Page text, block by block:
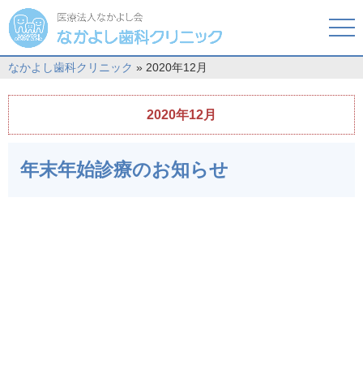
なかよし歯科クリニック » 2020年12月
2020年12月
年末年始診療のお知らせ